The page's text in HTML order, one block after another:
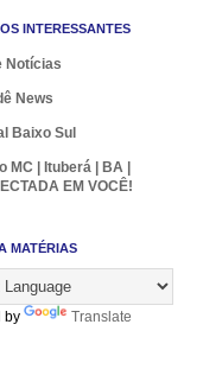
INTERESSANTES
Notícias
News
Baixo Sul
MC | Ituberá | BA |
EM VOCÊ!
MATÉRIAS
by Translate